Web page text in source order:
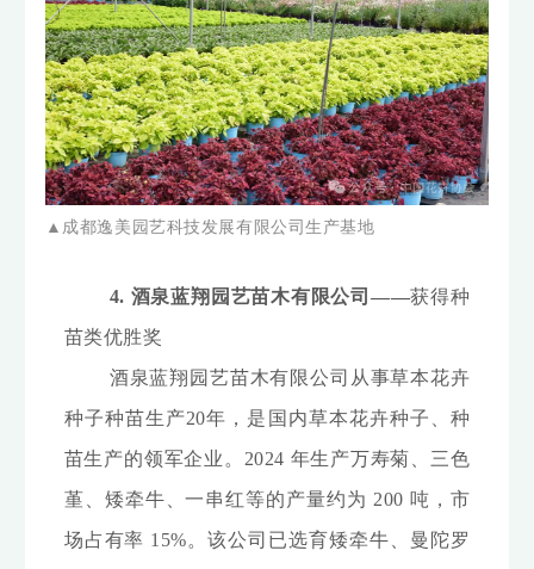
▲成都逸美园艺科技发展有限公司生产基地
4. 酒泉蓝翔园艺苗木有限公司——获得种
苗类优胜奖
酒泉蓝翔园艺苗木有限公司从事草本花卉
种子种苗生产20年，是国内草本花卉种子
、种
苗生产的领军企业。2024 年生产万寿菊、三色
堇、矮牵牛、一串红等的产量约为 200 吨， 市
场占有率 15%。该公司已选育矮牵牛、曼陀罗